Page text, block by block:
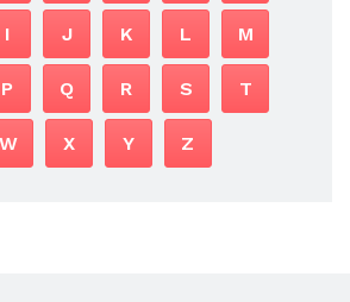
I J K L M
P Q R S T
W X Y Z